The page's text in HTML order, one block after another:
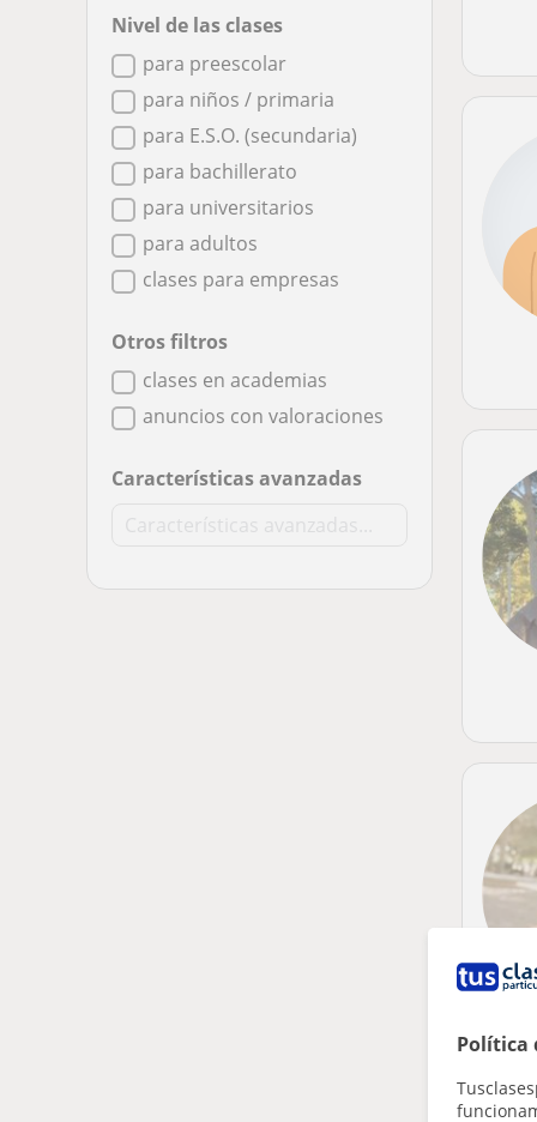
Política
Nivel de las clases
para preescolar
para niños / primaria
para E.S.O. (secundaria)
para bachillerato
para universitarios
para adultos
clases para empresas
Otros filtros
clases en academias
anuncios con valoraciones
Características avanzadas